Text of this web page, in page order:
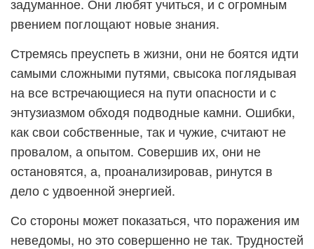
рвением поглощают новые знания.
Стремясь преуспеть в жизни, они не боятся идти
самыми сложными путями, свысока поглядывая
на все встречающиеся на пути опасности и с
энтузиазмом обходя подводные камни. Ошибки,
как свои собственные, так и чужие, считают не
провалом, а опытом. Совершив их, они не
остановятся, а, проанализировав, ринутся в
дело с удвоенной энергией.
Со стороны может показаться, что поражения им
неведомы, но это совершенно не так. Трудностей